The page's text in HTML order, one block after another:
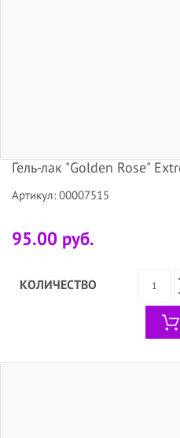
Гель-лак "Golden Rose"
Артикул: 00007515
95.00 руб.
КОЛИЧЕСТВО